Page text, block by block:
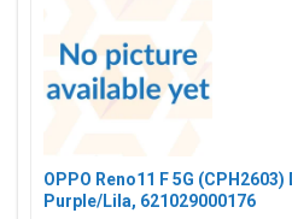
OPPO Reno11 F 5G (CPH2603)
Purple/Lila, 621029000176